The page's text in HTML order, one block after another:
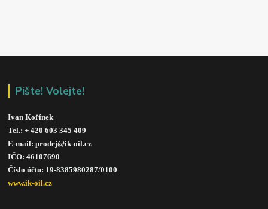
Pište! Volejte!
Ivan Kořínek
Tel.: + 420 603 345 409
E-mail: prodej@ik-oil.cz
IČO: 46107690
Číslo účtu: 19-8385980287/0100
www.ik-oil.cz